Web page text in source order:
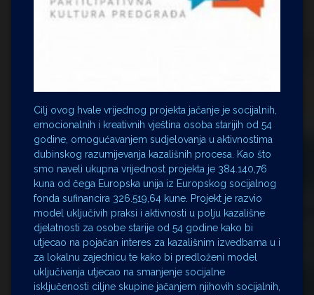
Cilj ovog hvale vrijednog projekta jačanje je socijalnih,
emocionalnih i kreativnih vještina osoba starijih od 54
godine, omogućavanjem sudjelovanja u aktivnostima
dubinskog razumijevanja kazališnih procesa. Kao što
smo naveli ukupna vrijednost projekta je 384.140,76
kuna od čega Europska unija iz Europskog socijalnog
fonda sufinancira 326.519,64 kune. Projekt je razvio
model uključivih praksi i aktivnosti u polju kazališne
djelatnosti za osobe starije od 54 godine kako bi
utjecao na pojačan interes za kazališnim izvedbama u i
za lokalnu zajednicu te kako bi predloženi model
uključivanja utjecao na smanjenje socijalne
isključenosti ciljne skupine jačanjem njihovih socijalnih,